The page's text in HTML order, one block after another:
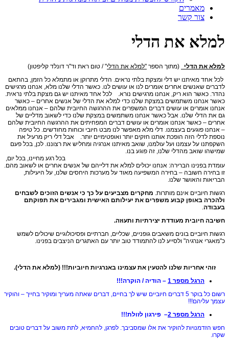
מאמרים
צור קשר
למלא את הדלי
למלא את הדלי (מתוך הספר "למלא את הדלי" / טום ראת וד"ר דונלד קליפטון)
לכל אחד מאיתנו יש דלי ומצקת בלתי נראים. הדלי מתרוקן או מתמלא כל הזמן, בהתאם
לדברים שאנשים אחרים אומרים לנו או עושים לנו. כאשר הדלי שלנו מלא, אנחנו מרגישים
נהדר. כאשר הוא ריק, אנחנו מרגישים נורא. לכל אחד מאיתנו יש גם מצקת בלתי נראית.
כאשר אנחנו משתמשים במצקת שלנו כדי למלא את הדלי של אנשים אחרים – כאשר
אנחנו אומרים או עושים דברים המשפרים את ההרגשה החיובית שלהם – אנחנו ממלאים
גם את הדלי שלנו. אבל כאשר אנחנו משתמשים במצקת שלנו כדי לשאוב מדליים של
אחרים – כאשר אנחנו אומרים או עושים דברים המפחיתים את ההרגשה החיובית שלהם
– אנחנו פוגעים בעצמנו. דלי מלא מאפשר לנו מבט חיובי וכוחות מחודשים. כל טיפה
נוספת לדלי הזה הופכת אותנו חזקים יותר ואופטימיים יותר. אבל דלי ריק מרעיל את
השקפתנו על עצמנו ועל עולמנו, שואב מאיתנו אנרגיה ומחליש את רצוננו. לכן, בכל פעם
שמישהו שואב מהדלי שלנו, זה פוגע בנו.
בכל רגע מחיינו, בכל יום,
עומדת בפנינו הברירה: אנחנו יכולים למלא את דלייהם של אנשים אחרים או לשאוב מהם.
זו בחירה חשובה – בחירה המשפיעה מאוד על מערכות היחסים שלנו, על היעילות,
הבריאות והאושר שלנו.
רגשות חיוביים אינם מותרות. מחקרים מצביעים על כך כי אנשים הזוכים לשבחים
ולהכרה באופן קבוע משפרים את יעילותם האישית ומגבירים את תפוקתם
בעבודה.
חשיבה חיובית מעודדת יצירתיות ותעוזה.
רגשות חיוביים בונים משאבים גופניים, שכליים, חברתיים ופסיכולוגיים שיכולים לשמש
כ"מאגרי אנרגיה" ולסייע לנו להתמודד טוב יותר עם האתגרים הניצבים בפנינו.
זוהי אחריות שלנו להטעין את עצמינו באנרגיות חיוביות!!! (למלא את הדלי).
הרגל מספר 1
– הודיה / הוקרה!!!
רשום כל בוקר 5 דברים חיוביים שיש לך בחיים, דברים שאתה מעריך ומוקיר בחייך – והוקיר
עצמך עליהם!!!
הרגל מספר 2
– פירגון לזולת!!!
חפש הזדמנויות להוקיר את אלו שמסביבך. לפרגן, להחמיא, לתת משוב על דברים טובים
שקרו.